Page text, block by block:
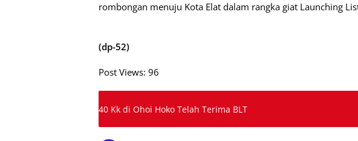
rombongan menuju Kota Elat dalam rangka giat Launching
(dp-52)
Post Views: 96
40 Kk di Ohoi Hoko Telah Terima BLT